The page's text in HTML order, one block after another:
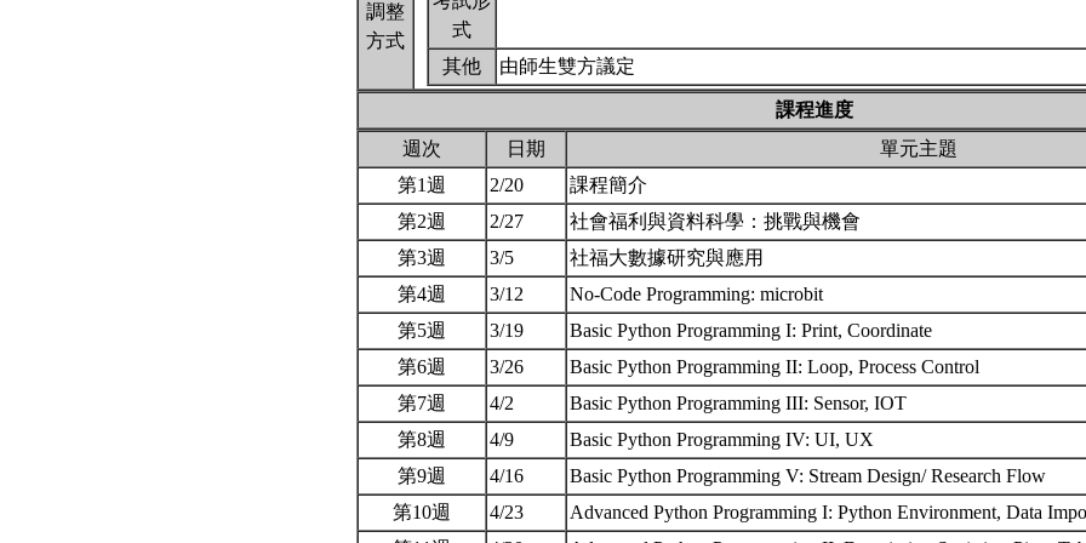
調整
方式
式
其他
由師生雙方議定
課程進度
週次
日期
單元主題
第1週
2/20
課程簡介
第2週
2/27
社會福利與資料科學：挑戰與機會
第3週
3/5
社福大數據研究與應用
第4週
3/12
No-Code Programming: microbit
第5週
3/19
Basic Python Programming I: Print, Coordinate
第6週
3/26
Basic Python Programming II: Loop, Process Control
第7週
4/2
Basic Python Programming III: Sensor, IOT
第8週
4/9
Basic Python Programming IV: UI, UX
第9週
4/16
Basic Python Programming V: Stream Design/ Research Flow
第10週
4/23
Advanced Python Programming I: Python Environment, Data